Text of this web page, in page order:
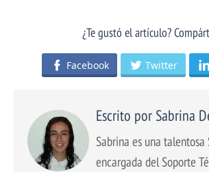
¿Te gustó el artículo?
Facebook Twitter
Escrito por Sabrina
Sabrina es una talentosa
encargada del Soporte